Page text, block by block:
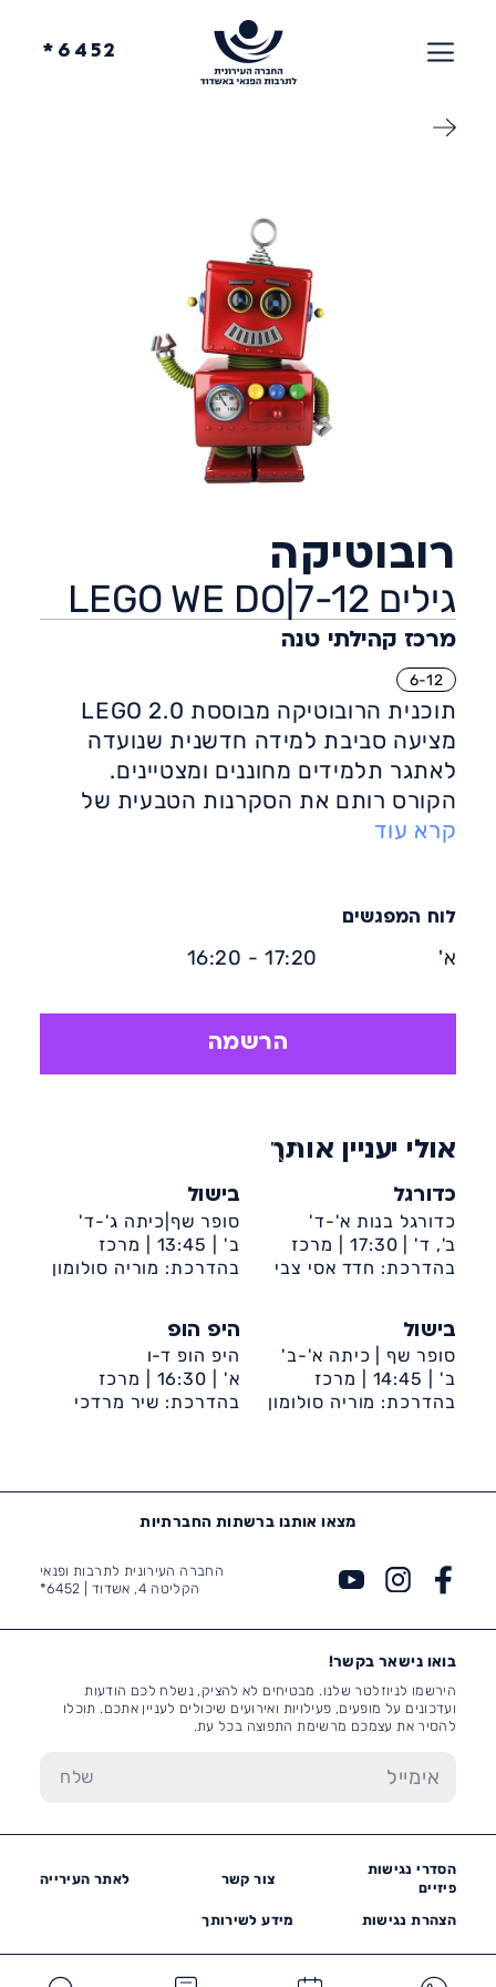
6452*
רובוטיקה
גילים 7-12|LEGO WE DO
מרכז קהילתי טנה
6-12
תוכנית הרובוטיקה מבוססת 2.0 LEGO
מציעה סביבת למידה חדשנית שנועדה
לאתגר תלמידים מחוננים ומצטיינים.
הקורס רותם את הסקרנות הטבעית של
התלמידים ומתרגם אותה לחקר מדעי
קרא עוד
הרשמה
לוח המפגשים
א' 17:20 - 16:20
אולי יעניין אותך
כדורגל
כדורגל בנות א'-ד'
ב', ד' | 17:30 |
מרכז
קהילתי בית לברון
בהדרכת: חדד אסי צבי
בישול
סופר שף|כיתה ג'-ד'
ב' |
13:45 |
מרכז
קהילתי קן מלכה (רובע
בהדרכת: מוריה סולומון
בישול
סופר שף | כיתה א'-ב'
ב' |
14:45 |
מרכז
קהילתי קן מלכה (רובע
בהדרכת: מוריה סולומון
היפ הופ
היפ הופ ד-ו
א' | 16:30 |
מרכז
קהילתי ספרא
בהדרכת: שיר מרדכי
מצאו אותנו ברשתות החברתיות
החברה העירונית לתרבות ופנאי
הקליטה 4, אשדוד |
6452*
בואו נישאר בקשר!
הירשמו לניוזלטר שלנו. מבטיחים לא להציק, נשלח לכם הודעות
ועדכונים על מופעים, פעילויות ואירועים שיכולים לעניין אתכם. תוכלו
להסיר את עצמכם מרשימת התפוצה בכל עת.
הסדרי נגישות
פיזיים
צור קשר לאתר העירייה
הצהרת נגישות מידע לשירותך